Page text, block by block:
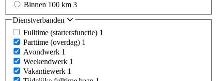
Binnen 100 km 3
Dienstverbanden
Fulltime (startersfunctie) 1
Parttime (overdag) 1
Avondwerk 1
Weekendwerk 1
Vakantiewerk 1